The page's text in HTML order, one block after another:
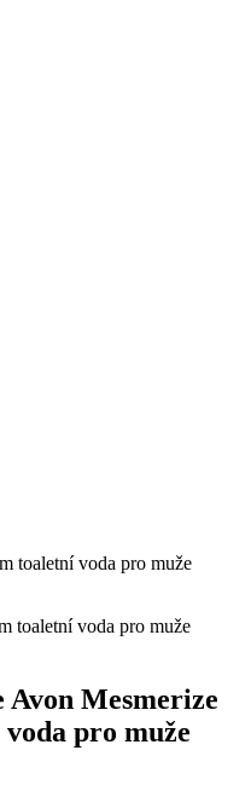
toaletní voda pro muže
toaletní voda pro muže
Avon Mesmerize
pro muže